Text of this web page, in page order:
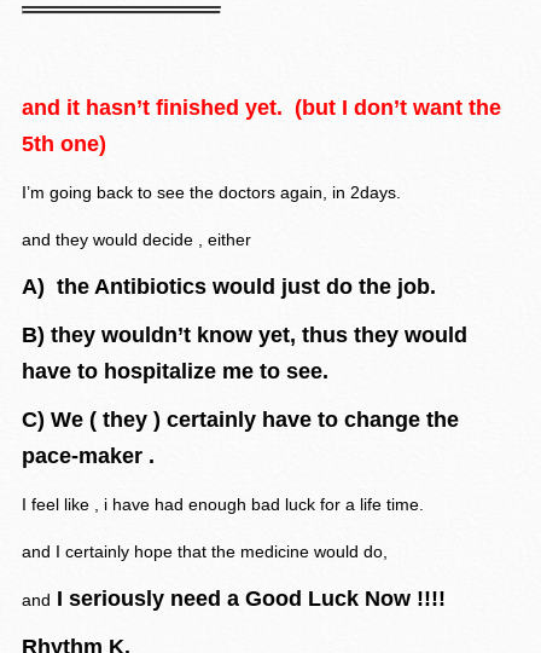
and it hasn’t finished yet. (but I don’t want the
5th one)
I’m going back to see the doctors again, in 2days.
and they would decide , either
A) the Antibiotics would just do the job.
B) they wouldn’t know yet, thus they would
have to hospitalize me to see.
C) We ( they ) certainly have to change the
pace-maker .
I feel like , i have had enough bad luck for a life time.
and I certainly hope that the medicine would do,
and I seriously need a Good Luck Now !!!!
Rhythm K.